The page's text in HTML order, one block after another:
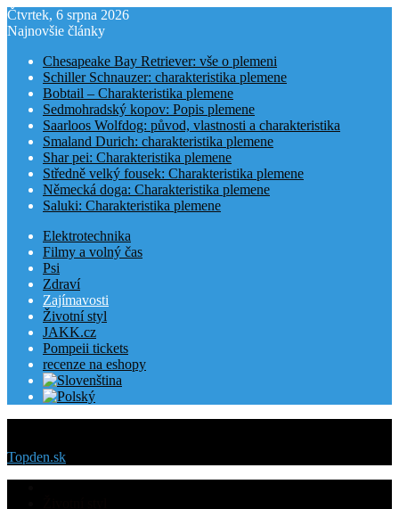
Čtvrtek, 6 srpna 2026
Najnovšie články
Chesapeake Bay Retriever: vše o plemeni
Schiller Schnauzer: charakteristika plemene
Bobtail – Charakteristika plemene
Sedmohradský kopov: Popis plemene
Saarloos Wolfdog: původ, vlastnosti a charakteristika
Smaland Durich: charakteristika plemene
Shar pei: Charakteristika plemene
Středně velký fousek: Charakteristika plemene
Německá doga: Charakteristika plemene
Saluki: Charakteristika plemene
Elektrotechnika
Filmy a volný čas
Psi
Zdraví
Zajímavosti
Životní styl
JAKK.cz
Pompeii tickets
recenze na eshopy
Topden.sk